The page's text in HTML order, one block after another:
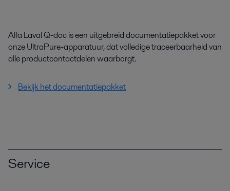
Alfa Laval Q-doc is een uitgebreid documentatiepakket voor
onze UltraPure-apparatuur, dat volledige traceerbaarheid van
alle productcontactdelen waarborgt.
Bekijk het documentatiepakket
Service